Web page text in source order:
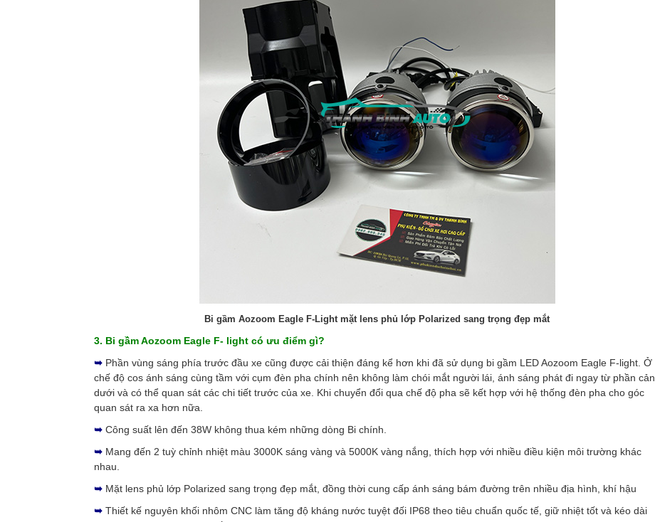
Bi gầm Aozoom Eagle F-Light mặt lens phủ lớp Polarized sang trọng đẹp mắt
3. Bi gầm Aozoom Eagle F- light có ưu điểm gì?
➥ Phần vùng sáng phía trước đầu xe cũng được cải thiện đáng kể hơn khi đã sử dụng bi gầm LED Aozoom Eagle F-light. Ở
chế độ cos ánh sáng cùng tầm với cụm đèn pha chính nên không làm chói mắt người lái, ánh sáng phát đi ngay từ phần cản
dưới và có thể quan sát các chi tiết trước của xe. Khi chuyển đổi qua chế độ pha sẽ kết hợp với hệ thống đèn pha cho góc
quan sát ra xa hơn nữa.
➥ Công suất lên đến 38W không thua kém những dòng Bi chính.
➥ Mang đến 2 tuỳ chỉnh nhiệt màu 3000K sáng vàng và 5000K vàng nắng, thích hợp với nhiều điều kiện môi trường khác
nhau.
➥ Mặt lens phủ lớp Polarized sang trọng đẹp mắt, đồng thời cung cấp ánh sáng bám đường trên nhiều địa hình, khí hậu
➥ Thiết kế nguyên khối nhôm CNC làm tăng độ kháng nước tuyệt đối IP68 theo tiêu chuẩn quốc tế, giữ nhiệt tốt và kéo dài